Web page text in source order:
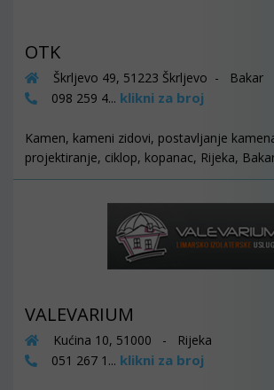
OTK
Škrljevo 49, 51223 Škrljevo - Bakar
098 259 4... klikni za broj
Kamen, kameni zidovi, postavljanje
projektiranje, ciklop, kopanac, Rijeka,
VALEVARIUM
Kućina 10, 51000 - Rijeka
051 267 1... klikni za broj